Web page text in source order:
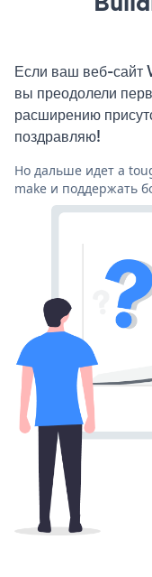
Если ваш веб-сайт
вы преодолели
расширению
поздравляю!
Но дальше идет a
make и поддержать